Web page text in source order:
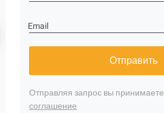
Email
Отправить
Отправляя запрос вы принимаете
соглашение